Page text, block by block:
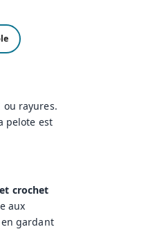
rayures.
pelote est
crochet
aux
gardant